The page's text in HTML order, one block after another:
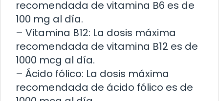
recomendada de vitamina B6 es de
100 mg al día.
– Vitamina B12: La dosis máxima
recomendada de vitamina B12 es de
1000 mcg al día.
– Ácido fólico: La dosis máxima
recomendada de ácido fólico es de